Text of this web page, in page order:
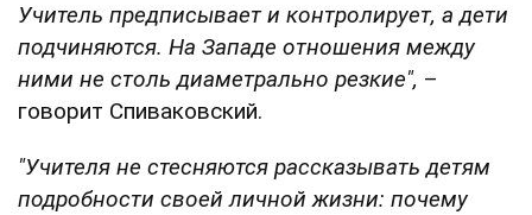
Учитель предписывает и контролирует, а дети
подчиняются. На Западе отношения между
ними не столь диаметрально резкие", –
говорит Спиваковский.
"Учителя не стесняются рассказывать детям
подробности своей личной жизни: почему